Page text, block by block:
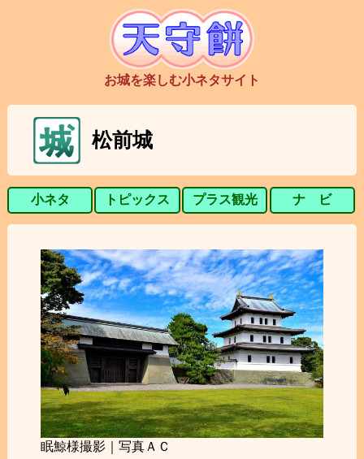
お城を楽しむ小ネタサイト
松前城
小ネタ トピックス プラス観光 ナ ビ
眠鯨様撮影｜写真ＡＣ